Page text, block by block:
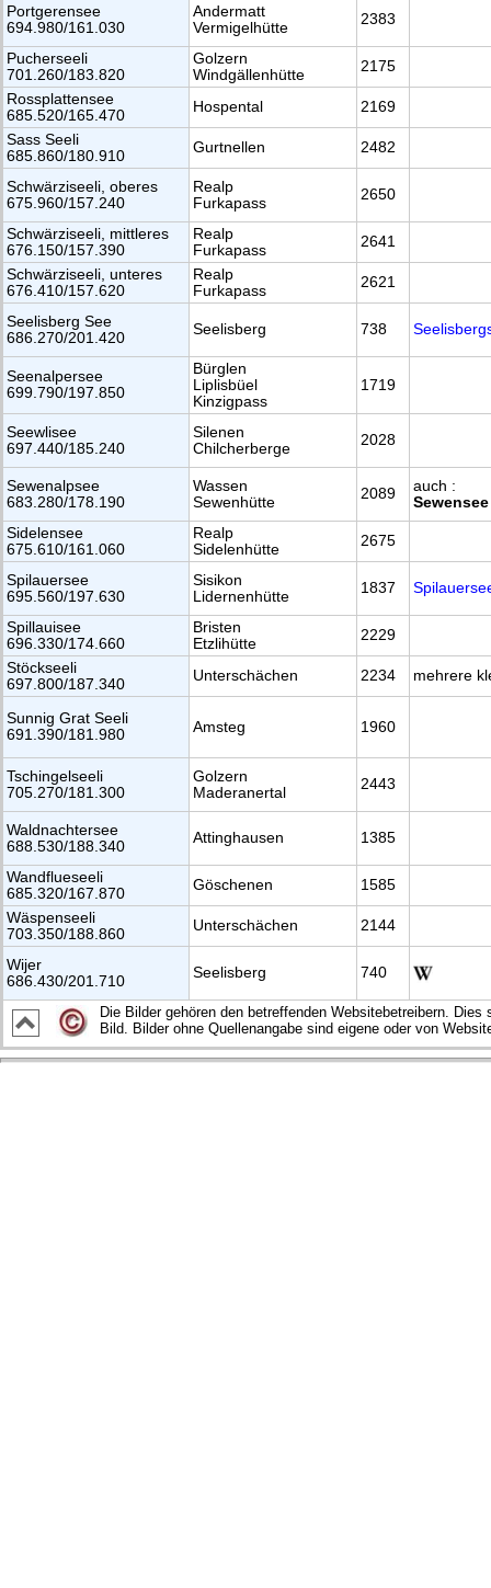
Die Bilder gehören den betreffenden Websitebetreibern.
Bild. Bilder ohne Quellenangabe sind eigene oder von
Portgerensee
694.980/161.030
Andermatt
Vermigelhütte
2383
Pucherseeli
701.260/183.820
Golzern
Windgällenhütte
2175
Rossplattensee
685.520/165.470
Hospental
2169
Sass Seeli
685.860/180.910
Gurtnellen 2482
Schwärziseeli, oberes
675.960/157.240
Realp
Furkapass
2650
Schwärziseeli, mittleres
676.150/157.390
Realp
Furkapass
2641
Schwärziseeli, unteres
676.410/157.620
Realp
Furkapass
2621
Seelisberg See
686.270/201.420
Seelisberg 738
Seenalpersee
699.790/197.850
Bürglen
Liplisbüel
Kinzigpass
1719
Seewlisee
697.440/185.240
Silenen
Chilcherberge
2028
Sewenalpsee
683.280/178.190
Wassen
Sewenhütte
2089
auch :
Sewensee
Sidelensee
675.610/161.060
Realp
Sidelenhütte
2675
Spilauersee
695.560/197.630
Sisikon
Lidernenhütte
1837
Spillauisee
696.330/174.660
Bristen
Etzlihütte
2229
Stöckseeli
697.800/187.340
Unterschächen 2234 mehrere
Sunnig Grat Seeli
691.390/181.980
Amsteg 1960
Tschingelseeli
705.270/181.300
Golzern
Maderanertal
2443
Waldnachtersee
688.530/188.340
Attinghausen 1385
Wandflueseeli
685.320/167.870
Göschenen
1585
Wäspenseeli
703.350/188.860
Unterschächen 2144
Wijer
686.430/201.710
Seelisberg 740